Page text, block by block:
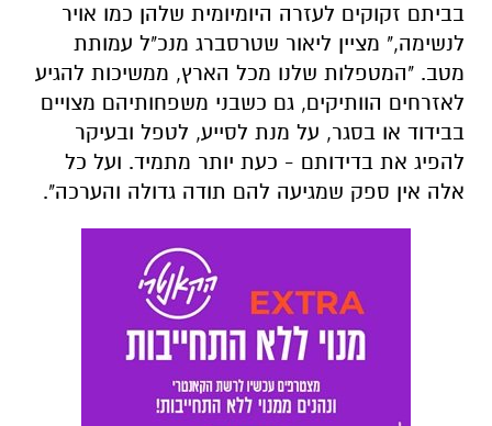
בביתם זקוקים לעזרה היומיומית שלהן כמו אויר
לנשימה," מציין ליאור שטרסברג מנכ"ל עמותת
מטב. "המטפלות שלנו מכל הארץ, ממשיכות להגיע
לאזרחים הוותיקים, גם כשבני משפחותיהם מצויים
בבידוד או בסגר, על מנת לסייע, לטפל ובעיקר
להפיג את בדידותם - כעת יותר מתמיד. ועל כל
אלה אין ספק שמגיעה להם תודה גדולה והערכה".